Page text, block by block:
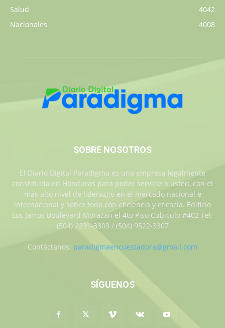
Salud
4042
Nacionales
4008
SOBRE NOSOTROS
El Diario Digital Paradigma es una empresa legalmente
constituida en Honduras para poder servirle a usted, con el
más alto nivel de liderazgo en el mercado nacional e
internacional y sobre todo con eficiencia y eficacia. Edificio
Los Jarros Boulevard Morazan el 4to Piso Cubiculo #402 Tel:
(504) 2231-3303 / (504) 9522-3307
Contáctanos: paradigmaencuestadora@gmail.com
SÍGUENOS